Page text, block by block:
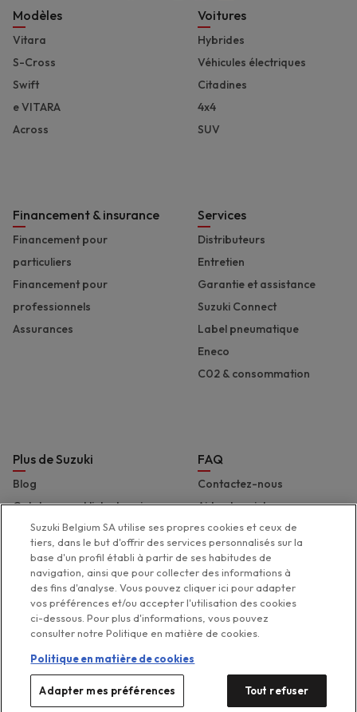
Footer
Modèles
Vitara
S-Cross
Swift
e VITARA
Across
Voitures
Hybrides
Véhicules électriques
Citadines
4x4
SUV
Financement & insurance
Financement pour
particuliers
Financement pour
professionnels
Assurances
Services
Distributeurs
Entretien
Garantie et assistance
Suzuki Connect
Label pneumatique
Eneco
C02 & consommation
Plus de Suzuki
Blog
Catalogues et liste de prix
Presse
Suzuki Marine
Suzuki 2 Wheels
Suzuki Global
FAQ
Contactez-nous
Aide et assistance
Déclaration d'accessibilité
Legal menu
Politique de protection de la
Disclaimer
Politique de gestion des
Suzuki Belgium SA utilise ses propres cookies et ceux de
tiers, dans le but d'offrir des services personnalisés sur la
base d'un profil établi à partir de ses habitudes de
navigation, ainsi que pour collecter des informations à
des fins d'analyse. Vous pouvez cliquer ici pour adapter
vos préférences et/ou accepter l'utilisation des cookies
ci-dessous. Pour plus d'informations, vous pouvez
consulter notre Politique en matière de cookies.
Politique en matière de cookies
Adapter mes préférences Tout refuser